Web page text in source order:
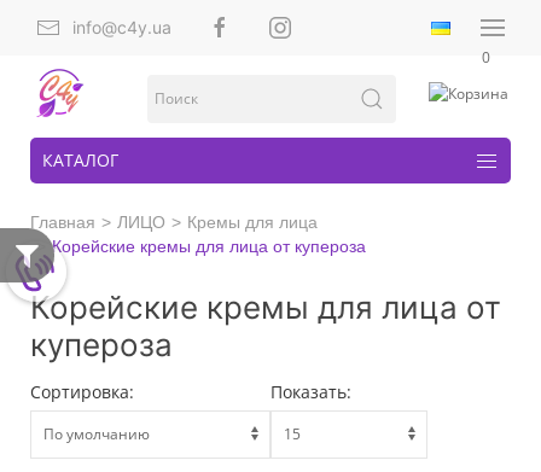
info@c4y.ua
0
КАТАЛОГ
Главная ЛИЦО
Кремы для лица
Корейские кремы для лица от купероза
Корейские кремы для лица от
купероза
Сортировка: Показать: